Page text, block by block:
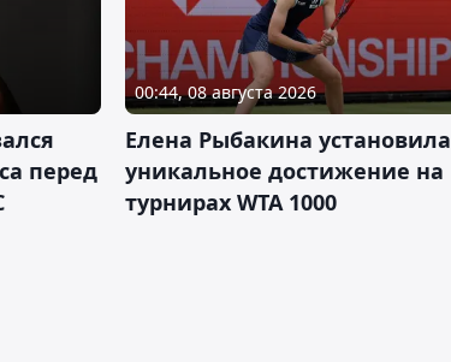
перед
00:44, 08 августа 2026
Елена Рыбакина установила
уникальное достижение на
турнирах WTA 1000